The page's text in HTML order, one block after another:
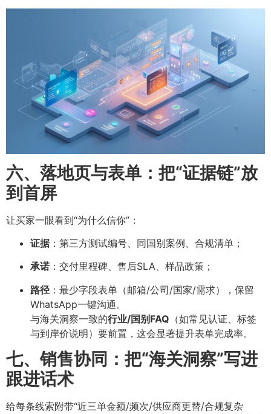
六、落地页与表单：把“证据链”放
到首屏
让买家一眼看到“为什么信你”：
证据：第三方测试编号、同国别案例、合规清单；
承诺 ：交付里程碑、售后SLA、样品政策；
路径 ：最少字段表单（邮箱/公司/国家/需求），保留
WhatsApp一键沟通。
与海关洞察一致的行业/国别FAQ （如常见认证、标签
与到岸价说明）要前置，这会显著提升表单完成率。
七、销售协同：把“海关洞察”写进
跟进话术
给每条线索附带“近三单金额/频次/供应商更替/合规复杂